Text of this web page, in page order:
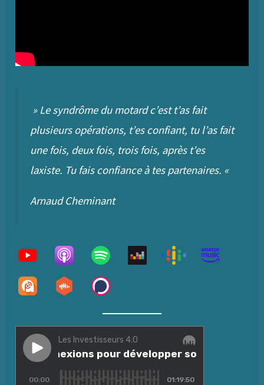
» Le syndrôme du motard c’est t’as fait
plusieurs opérations, t’es confiant, tu l’as fait
une fois, deux fois, trois fois, après t’es
laxiste. Tu fais confiance à tes partenaires. «
Arnaud Cheminant